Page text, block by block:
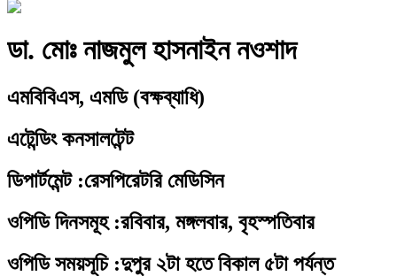
ডা. মোঃ নাজমুল হাসনাইন নওশাদ
এমবিবিএস, এমডি (বক্ষব্যাধি)
এটেন্ডিং কনসালটেন্ট
ডিপার্টমেন্ট:রেসপিরেটরি মেডিসিন
ওপিডি দিনসমূহ:রবিবার, মঙ্গলবার, বৃহস্পতিবার
ওপিডি সময়সূচি:দুপুর ২টা হতে বিকাল ৫টা পর্যন্ত